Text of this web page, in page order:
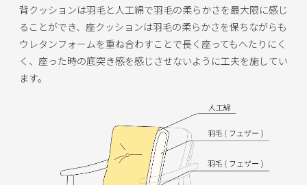
背クッションは羽毛と人工綿で羽毛の柔らかさを最大限に感じ
ることができ、座クッションは羽毛の柔らかさを保ちながらも
ウレタンフォームを重ね合わすことで長く座ってもへたりにく
く、座った時の底突き感を感じさせないように工夫を施してい
ます。